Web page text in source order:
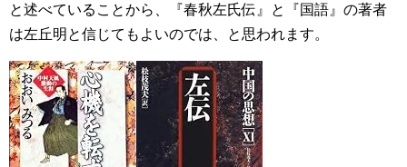
と述べていることから、『春秋左氏伝』と『国語』の著者
は左丘明と信じてもよいのでは、と思われます。